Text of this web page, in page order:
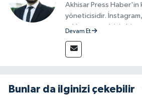
Akhisar Press Haber'in
yöneticisidir.
reklam vermek için
Devam Et
Bunlar da ilginizi çekebilir